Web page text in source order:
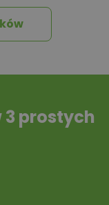
małej
prostych